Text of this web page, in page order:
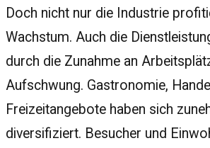
Doch nicht nur die Industrie
Wachstum. Auch die
durch die Zunahme an
Aufschwung. Gastronomie,
Freizeitangebote haben sich
diversifiziert. Besucher und